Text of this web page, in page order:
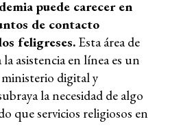
puede carecer en
de contacto
feligreses.Esta área de
asistencia en línea es un
digital y
la necesidad de algo
que servicios religiosos en